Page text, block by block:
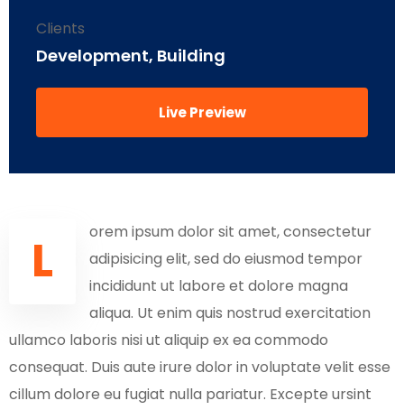
Clients
Development, Building
Live Preview
L
orem ipsum dolor sit amet, consectetur
adipisicing elit, sed do eiusmod tempor
incididunt ut labore et dolore magna
aliqua. Ut enim quis nostrud exercitation
ullamco laboris nisi ut aliquip ex ea commodo
consequat. Duis aute irure dolor in voluptate velit esse
cillum dolore eu fugiat nulla pariatur. Excepte ursint